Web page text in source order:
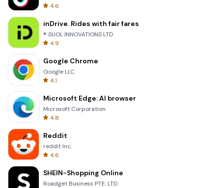
4.6
inDrive. Rides with fair fares
® SUOL INNOVATIONS LTD
4.9
Google Chrome
Google LLC
4.1
Microsoft Edge: AI browser
Microsoft Corporation
4.8
Reddit
reddit Inc.
4.6
SHEIN-Shopping Online
Roadget Business PTE. LTD.